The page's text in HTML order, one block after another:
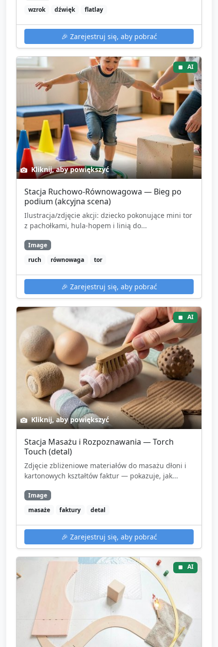
wzrok
dźwięk flatlay
🎉 Zarejestruj się, aby pobrać
AI
Kliknij, aby powiększyć
Stacja Ruchowo‑Równowagowa — Bieg po
podium (akcyjna scena)
Ilustracja/zdjęcie akcji: dziecko pokonujące mini tor
z pachołkami, hula‑hopem i linią do...
Image
ruch
równowaga tor
🎉 Zarejestruj się, aby pobrać
AI
Kliknij, aby powiększyć
Stacja Masażu i Rozpoznawania — Torch
Touch (detal)
Zdjęcie zbliżeniowe materiałów do masażu dłoni i
kartonowych kształtów faktur — pokazuje, jak...
Image
masaże
faktury detal
🎉 Zarejestruj się, aby pobrać
AI